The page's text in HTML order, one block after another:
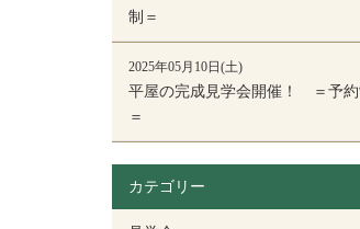
制＝
2025年05月10日(土)
平屋の完成見学会開催！ ＝予約
＝
カテゴリー